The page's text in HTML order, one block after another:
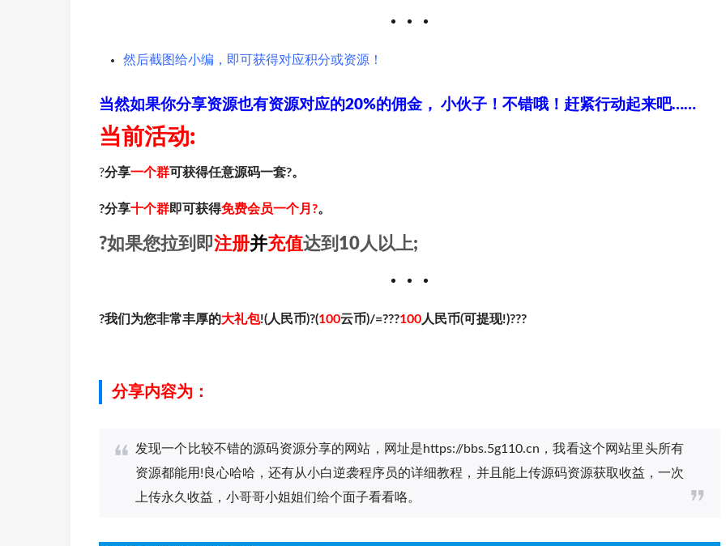
然后截图给小编，即可获得对应积分或资源！
当然如果你分享资源也有资源对应的20%的佣金， 小伙子！不错哦！赶紧行动起来吧……
当前活动:
?分享一个群可获得任意源码一套?。
?分享十个群即可获得免费会员一个月?。
?如果您拉到即注册并充值达到10人以上;
?我们为您非常丰厚的大礼包!(人民币)?(100云币)/=???100人民币(可提现!)???
分享内容为：
发现一个比较不错的源码资源分享的网站，网址是https://bbs.5g110.cn，我看这个网站里头所有
资源都能用!良心哈哈，还有从小白逆袭程序员的详细教程，并且能上传源码资源获取收益，一次
上传永久收益，小哥哥小姐姐们给个面子看看咯。